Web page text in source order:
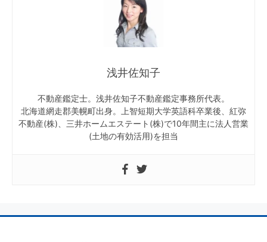
浅井佐知子
不動産鑑定士。浅井佐知子不動産鑑定事務所代表。
北海道網走郡美幌町出身。上智短期大学英語科卒業後、紅弥
不動産(株)、三井ホームエステート(株)で10年間主に法人営業
(土地の有効活用)を担当